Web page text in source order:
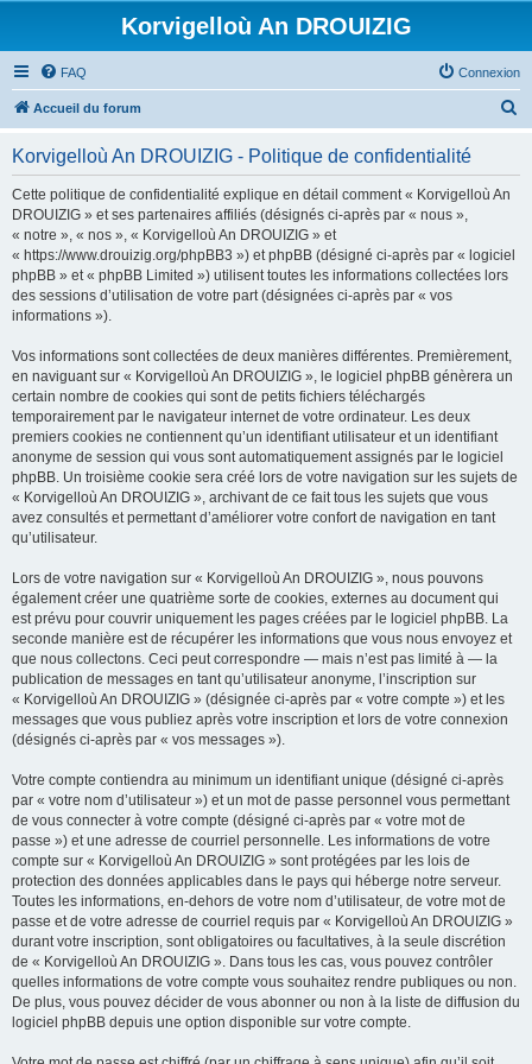
Korvigelloù An DROUIZIG
FAQ Connexion
Accueil du forum
Korvigelloù An DROUIZIG - Politique de confidentialité
Cette politique de confidentialité explique en détail comment « Korvigelloù An
DROUIZIG » et ses partenaires affiliés (désignés ci-après par « nous »,
« notre », « nos », « Korvigelloù An DROUIZIG » et
« https://www.drouizig.org/phpBB3 ») et phpBB (désigné ci-après par « logiciel
phpBB » et « phpBB Limited ») utilisent toutes les informations collectées lors
des sessions d’utilisation de votre part (désignées ci-après par « vos
informations »).
Vos informations sont collectées de deux manières différentes. Premièrement,
en naviguant sur « Korvigelloù An DROUIZIG », le logiciel phpBB génèrera un
certain nombre de cookies qui sont de petits fichiers téléchargés
temporairement par le navigateur internet de votre ordinateur. Les deux
premiers cookies ne contiennent qu’un identifiant utilisateur et un identifiant
anonyme de session qui vous sont automatiquement assignés par le logiciel
phpBB. Un troisième cookie sera créé lors de votre navigation sur les sujets de
« Korvigelloù An DROUIZIG », archivant de ce fait tous les sujets que vous
avez consultés et permettant d’améliorer votre confort de navigation en tant
qu’utilisateur.
Lors de votre navigation sur « Korvigelloù An DROUIZIG », nous pouvons
également créer une quatrième sorte de cookies, externes au document qui
est prévu pour couvrir uniquement les pages créées par le logiciel phpBB. La
seconde manière est de récupérer les informations que vous nous envoyez et
que nous collectons. Ceci peut correspondre — mais n’est pas limité à — la
publication de messages en tant qu’utilisateur anonyme, l’inscription sur
« Korvigelloù An DROUIZIG » (désignée ci-après par « votre compte ») et les
messages que vous publiez après votre inscription et lors de votre connexion
(désignés ci-après par « vos messages »).
Votre compte contiendra au minimum un identifiant unique (désigné ci-après
par « votre nom d’utilisateur ») et un mot de passe personnel vous permettant
de vous connecter à votre compte (désigné ci-après par « votre mot de
passe ») et une adresse de courriel personnelle. Les informations de votre
compte sur « Korvigelloù An DROUIZIG » sont protégées par les lois de
protection des données applicables dans le pays qui héberge notre serveur.
Toutes les informations, en-dehors de votre nom d’utilisateur, de votre mot de
passe et de votre adresse de courriel requis par « Korvigelloù An DROUIZIG »
durant votre inscription, sont obligatoires ou facultatives, à la seule discrétion
de « Korvigelloù An DROUIZIG ». Dans tous les cas, vous pouvez contrôler
quelles informations de votre compte vous souhaitez rendre publiques ou non.
De plus, vous pouvez décider de vous abonner ou non à la liste de diffusion du
logiciel phpBB depuis une option disponible sur votre compte.